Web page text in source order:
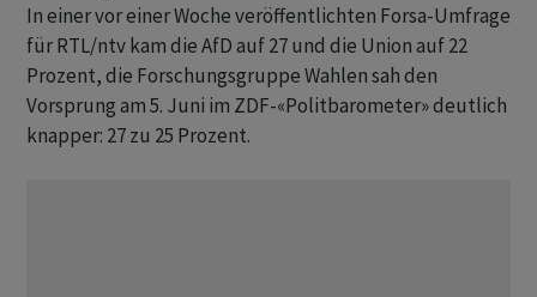
In einer vor einer Woche veröffentlichten Forsa-Umfrage
für RTL/ntv kam die AfD auf 27 und die Union auf 22
Prozent, die Forschungsgruppe Wahlen sah den
Vorsprung am 5. Juni im ZDF-«Politbarometer» deutlich
knapper: 27 zu 25 Prozent.